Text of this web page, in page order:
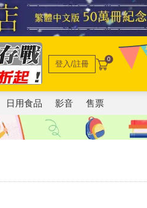
登入/註冊 0
日用食品 影音 售票